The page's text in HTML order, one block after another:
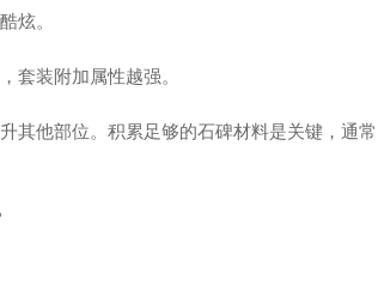
炫。
套装附加属性越强。
其他部位。积累足够的石碑材料是关键，通常